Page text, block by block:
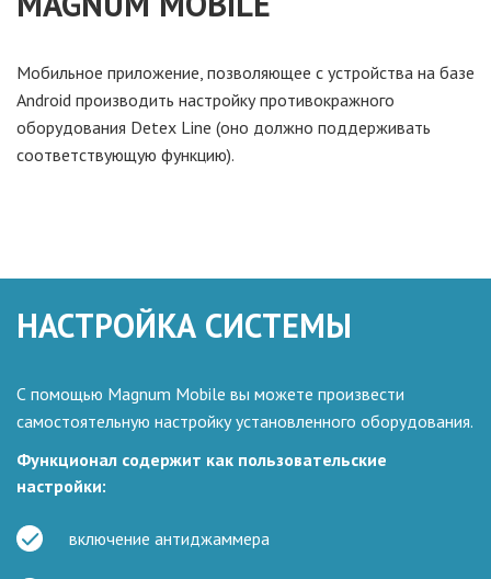
Мобильное приложение, позволяющее с устройства на базе
Android производить настройку противокражного
оборудования Detex Line (оно должно поддерживать
соответствующую функцию).
НАСТРОЙКА СИСТЕМЫ
С помощью Magnum Mobile вы можете произвести
самостоятельную настройку установленного оборудования.
Функционал содержит как пользовательские
настройки:
включение антиджаммера